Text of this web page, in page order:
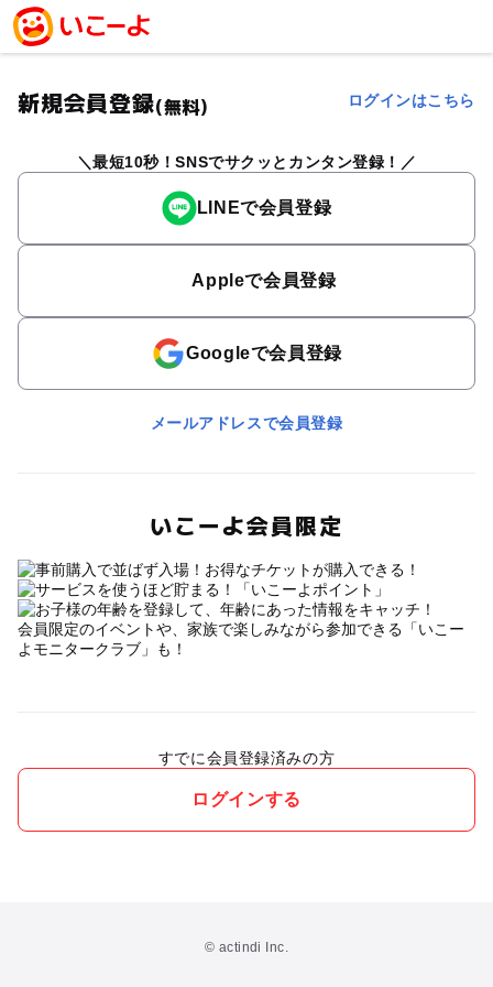
新規会員登録(無料) ログインはこちら
最短10秒！SNSでサクッとカンタン登録！
LINEで会員登録
Appleで会員登録
Googleで会員登録
メールアドレスで会員登録
いこーよ会員限定
会員限定のイベントや、家族で楽しみながら参加できる「いこー
よモニタークラブ」も！
すでに会員登録済みの方
ログインする
© actindi Inc.